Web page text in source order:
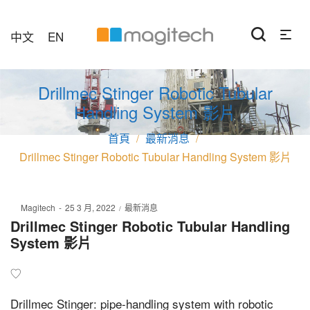
中文 EN
Drillmec Stinger Robotic Tubular
Handling System 影片
/ 最新消息 /
Drillmec Stinger Robotic Tubular Handling System 影片
Magitech
Posted
on
25 3 月, 2022
Posted
in
最新消息
Drillmec Stinger Robotic Tubular Handling
System 影片
Drillmec Stinger: pipe-handling system with robotic